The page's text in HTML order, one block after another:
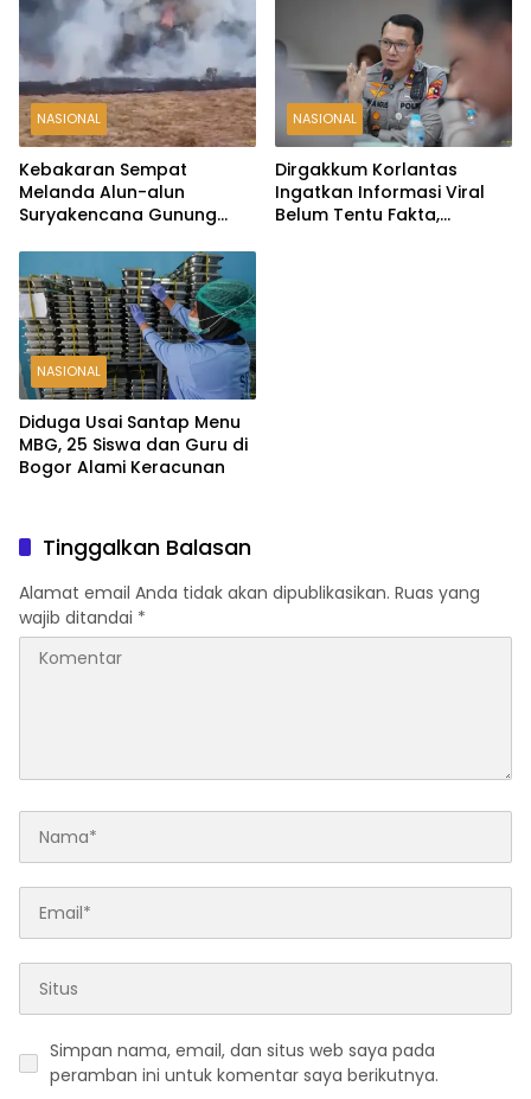
NASIONAL
Kebakaran Sempat
Melanda Alun-alun
Suryakencana Gunung
Dipadamkan
NASIONAL
Dirgakkum Korlantas
Ingatkan Informasi Viral
Belum Tentu Fakta,
NASIONAL
Diduga Usai Santap Menu
MBG, 25 Siswa dan Guru di
Bogor Alami Keracunan
Tinggalkan Balasan
Alamat email Anda tidak akan dipublikasikan. Ruas yang
wajib ditandai *
Simpan nama, email, dan situs web saya pada
peramban ini untuk komentar saya berikutnya.